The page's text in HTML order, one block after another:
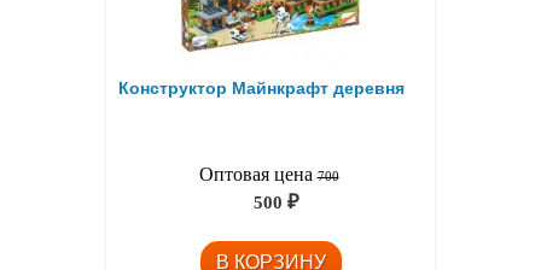
Конструктор Майнкрафт деревня
Оптовая цена 700
500 ₽